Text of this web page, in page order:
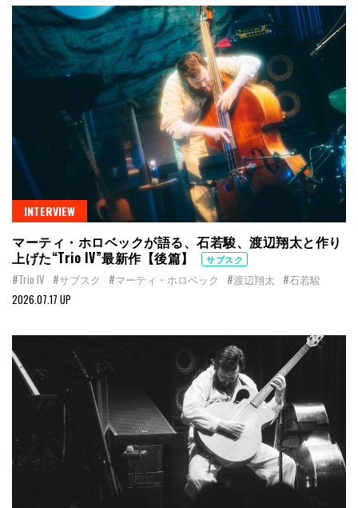
INTERVIEW
マーティ・ホロベックが語る、石若駿、渡辺翔太と作り
上げた“Trio IV”最新作【後篇】
サブスク
#Trio IV #サブスク #マーティ・ホロベック #渡辺翔太 #石若駿
2026.07.17 UP